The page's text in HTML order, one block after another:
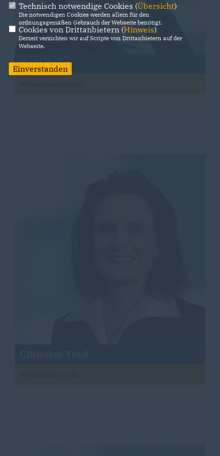
Gabi Kapp
Technisch notwendige Cookies (Übersicht)
Die notwendigen Cookies werden allein für den
ordnungsgemäßen Gebrauch der Webseite benötigt.
Cookies von Drittanbietern (Hinweis)
Derzeit verzichten wir auf Scripte von Drittanbietern auf der
Webseite.
Einverstanden